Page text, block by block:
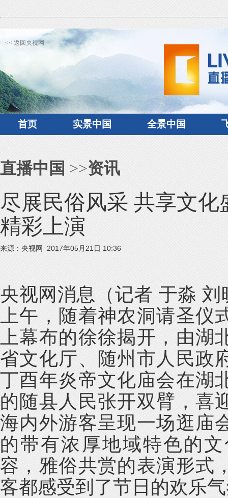
<< 返回央视网
首页 实景中国 全景中国
直播中国 >>资讯
尽展民俗风采 共享文
精彩上演
来源：央视网 2017年05月21日 10:36
央视网消息（记者 于淼 刘
上午，随着神农洞请圣
上幕布的徐徐揭开，由
省文化厅、随州市人民政
丁酉年炎帝文化庙会在湖
的随县人民张开双臂，喜
海内外游客呈现一场逛庙
的带有浓厚地域特色的
容，雅俗共赏的表演形式
客都感受到了节日的欢乐